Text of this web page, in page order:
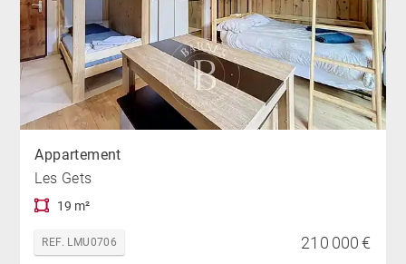
Appartement
Les Gets
19 m²
REF. LMU0706 210 000 €